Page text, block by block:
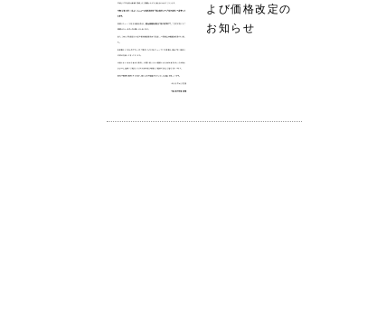
よび価格改定の
お知らせ